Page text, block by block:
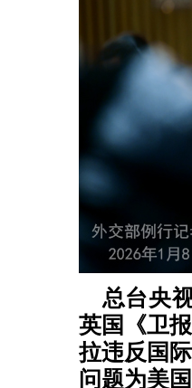
总台央
英国《卫
拉违反国
问题为美